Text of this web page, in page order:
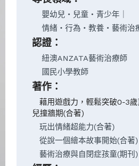
    嬰幼兒・兒童・青少年｜
    情緒・行為・教養・藝術治療
認證：
    紐澳ANZATA藝術治療師
    國民小學教師
著作：
   藉用遊戲力，輕鬆突破0-3歲育
兒撞牆期(合著)
   玩出情緒超能力(合著)
   從說一個繪本故事開始(合著)
   藝術治療與自閉症孩童(期刊)
經歷：